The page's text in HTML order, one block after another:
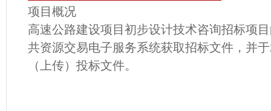
项目概况
高速公路建设项目初步设计技术咨询招标项
共资源交易电子服务系统获取招标文件，并
（上传）投标文件。